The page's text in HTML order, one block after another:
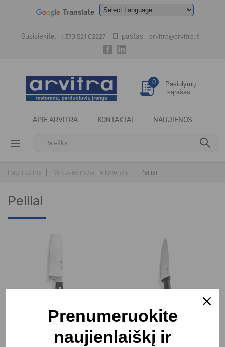
Translate
Susisiekite:
+370 521 02227 El. paštas: arvitra@arvitra.lt
APIE ARVITRA KONTAKTAI NAUJIENOS
0
Pasiūlymų
sąrašas
Pagrindinis Virtuvės indai, reikmenys Peiliai
Peiliai
Peiliai Kitchen Line Universalūs peiliai
Prenumeruokite
naujienlaiškį ir